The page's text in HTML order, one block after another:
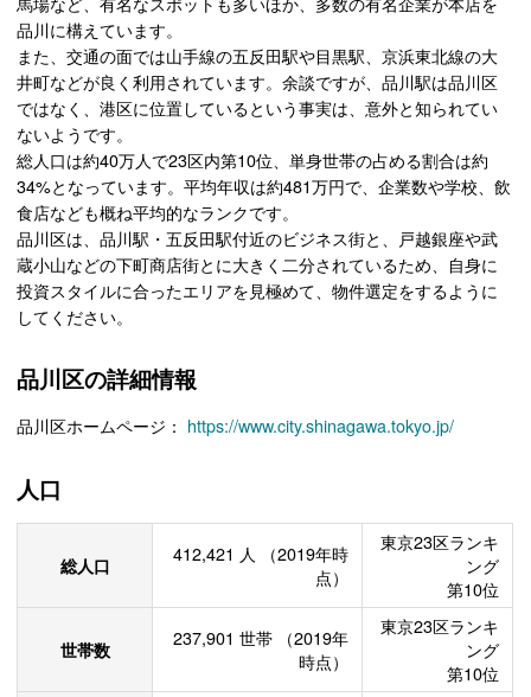
品川に構えています。
また、交通の面では山手線の五反田駅や目黒駅、京浜東北線の大
井町などが良く利用されています。余談ですが、品川駅は品川区
ではなく、港区に位置しているという事実は、意外と知られてい
ないようです。
総人口は約40万人で23区内第10位、単身世帯の占める割合は約
34%となっています。平均年収は約481万円で、企業数や学校、飲
食店なども概ね平均的なランクです。
品川区は、品川駅・五反田駅付近のビジネス街と、戸越銀座や武
蔵小山などの下町商店街とに大きく二分されているため、自身に
投資スタイルに合ったエリアを見極めて、物件選定をするように
してください。
品川区の詳細情報
品川区ホームページ： https://www.city.shinagawa.tokyo.jp/
人口
総人口 412,421 人
（2019年時
点）
東京23区ランキ
ング
第10位
世帯数 237,901 世帯
（2019年
時点）
東京23区ランキ
ング
第10位